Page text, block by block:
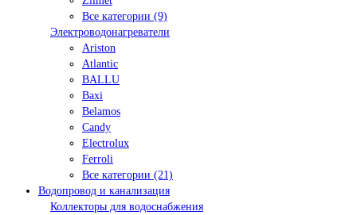
Все категории (9)
Электроводонагреватели
Ariston
Atlantic
BALLU
Baxi
Belamos
Candy
Electrolux
Ferroli
Все категории (21)
Водопровод и канализация
Коллекторы для водоснабжения